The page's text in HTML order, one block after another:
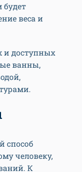
веса и
и доступных
ванны,
способ
человеку,
К